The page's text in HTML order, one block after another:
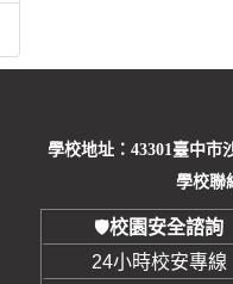
學校地址：43301臺中市
學校
🛡️校園安全諮詢
24小時校安專線